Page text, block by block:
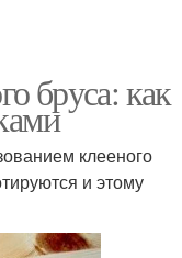
бруса: как
клееного
и этому